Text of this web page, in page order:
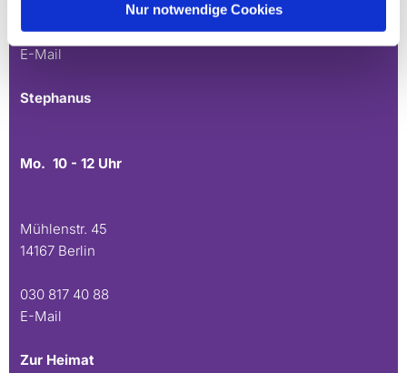
Nur notwendige Cookies
030 815 45 54
E-Mail
Stephanus
Mo. 10 - 12 Uhr
Mühlenstr. 45
14167 Berlin
030 817 40 88
E-Mail
Zur Heimat